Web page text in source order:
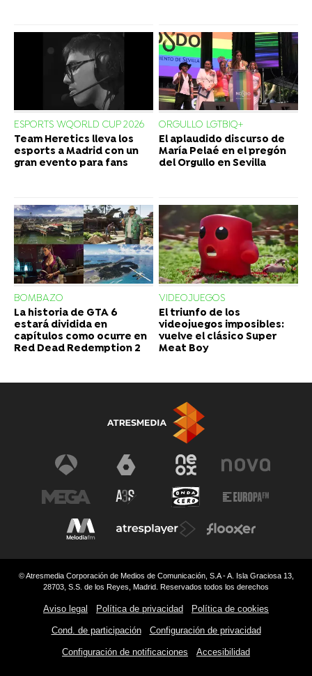
ESPORTS WQORLD CUP 2026
Team Heretics lleva los
esports a Madrid con un
gran evento para fans
ORGULLO LGTBIQ+
El aplaudido discurso de
María Pelaé en el pregón
del Orgullo en Sevilla
BOMBAZO
La historia de GTA 6
estará dividida en
capítulos como ocurre en
Red Dead Redemption 2
VIDEOJUEGOS
El triunfo de los
videojuegos imposibles:
vuelve el clásico Super
Meat Boy
© Atresmedia Corporación de Medios de Comunicación, S.A - A. Isla Graciosa 13,
28703, S.S. de los Reyes, Madrid. Reservados todos los derechos
Aviso legal Política de privacidad Política de cookies
Cond. de participación Configuración de privacidad
Configuración de notificaciones Accesibilidad